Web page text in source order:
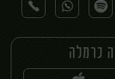
יח׳
כרמלה